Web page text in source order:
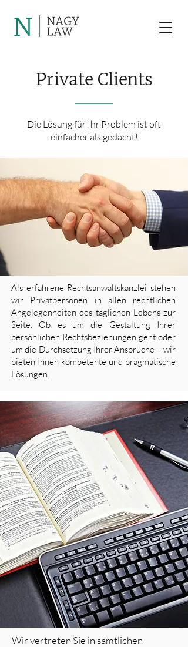
Private Clients
Die Lösung für Ihr Problem ist oft
einfacher als gedacht!
Als erfahrene Rechtsanwaltskanzlei stehen
wir Privatpersonen in allen rechtlichen
Angelegenheiten des täglichen Lebens zur
Seite. Ob es um die Gestaltung Ihrer
persönlichen Rechtsbeziehungen geht oder
um die Durchsetzung Ihrer Ansprüche – wir
bieten Ihnen kompetente und pragmatische
Lösungen.
Wir vertreten Sie in sämtlichen